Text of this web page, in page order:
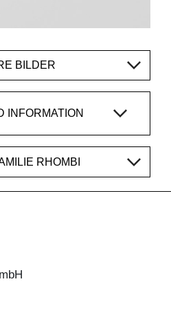
BILDER
INFORMATION
RHOMBI